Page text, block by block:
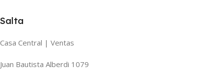
Salta
Casa Central | Ventas
Juan Bautista Alberdi 1079